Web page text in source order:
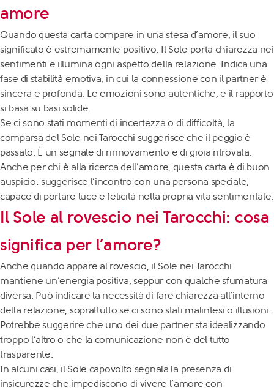
amore
Quando questa carta compare in una stesa d’amore, il suo
significato è estremamente positivo. Il Sole porta chiarezza nei
sentimenti e illumina ogni aspetto della relazione. Indica una
fase di stabilità emotiva, in cui la connessione con il partner è
sincera e profonda. Le emozioni sono autentiche, e il rapporto
si basa su basi solide.
Se ci sono stati momenti di incertezza o di difficoltà, la
comparsa del Sole nei Tarocchi suggerisce che il peggio è
passato. È un segnale di rinnovamento e di gioia ritrovata.
Anche per chi è alla ricerca dell’amore, questa carta è di buon
auspicio: suggerisce l’incontro con una persona speciale,
capace di portare luce e felicità nella propria vita sentimentale.
Il Sole al rovescio nei Tarocchi: cosa
significa per l’amore?
Anche quando appare al rovescio, il Sole nei Tarocchi
mantiene un’energia positiva, seppur con qualche sfumatura
diversa. Può indicare la necessità di fare chiarezza all’interno
della relazione, soprattutto se ci sono stati malintesi o illusioni.
Potrebbe suggerire che uno dei due partner sta idealizzando
troppo l’altro o che la comunicazione non è del tutto
trasparente.
In alcuni casi, il Sole capovolto segnala la presenza di
insicurezze che impediscono di vivere l’amore con